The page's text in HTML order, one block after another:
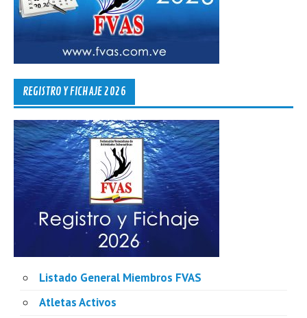
REGISTRO Y FICHAJE 2026
Listado General Miembros FVAS
Atletas Activos